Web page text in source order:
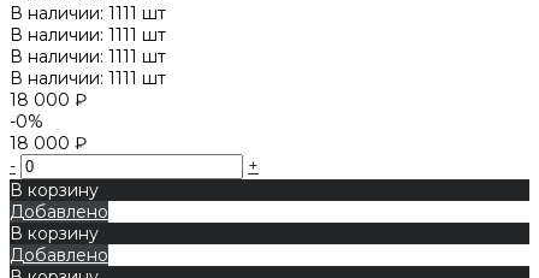
В наличии: 1111 шт
В наличии: 1111 шт
В наличии: 1111 шт
В наличии: 1111 шт
18 000 ₽
-0%
18 000 ₽
-
+
В корзину
Добавлено
В корзину
Добавлено